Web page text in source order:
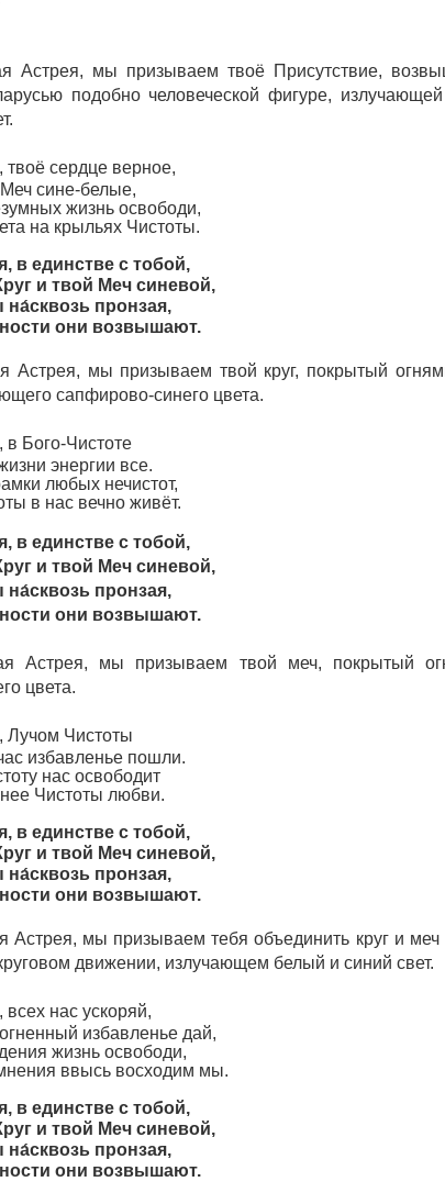
Астрея, мы призываем твоё Присутствие,
подобно человеческой фигуре, излучающей
твоё сердце верное,
сине-белые,
жизнь освободи,
на крыльях Чистоты.
в единcтве с тобой,
и твой Меч синевой,
пронзая,
они возвышают.
Астрея, мы призываем твой круг, покрытый
сапфирово-синего цвета.
в Бого-Чистоте
энергии все.
любых нечистот,
в нас вечно живёт.
в единcтве с тобой,
и твой Меч синевой,
пронзая,
они возвышают.
Астрея, мы призываем твой меч, покрытый
цвета.
Лучом Чистоты
избавленье пошли.
нас освободит
Чистоты любви.
в единcтве с тобой,
и твой Меч синевой,
пронзая,
они возвышают.
Астрея, мы призываем тебя объединить круг и
движении, излучающем белый и синий свет.
нас ускоряй,
избавленье дай,
жизнь освободи,
ввысь восходим мы.
в единcтве с тобой,
и твой Меч синевой,
пронзая,
они возвышают.